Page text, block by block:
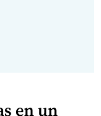
en un